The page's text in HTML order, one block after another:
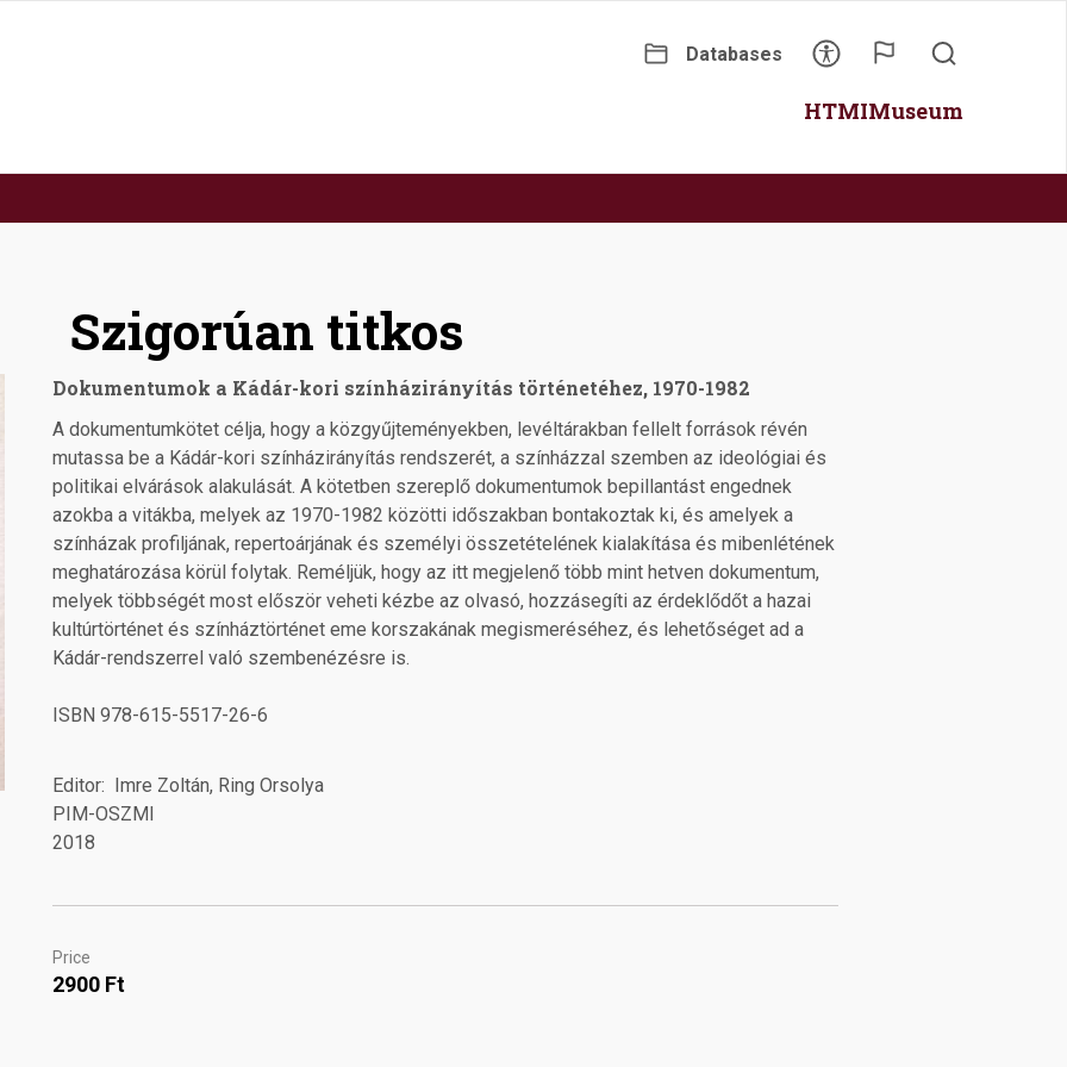
Databases
Main
HTMIMuseum
Szigorúan titkos
Dokumentumok a Kádár-kori színházirányítás történetéhez, 1970-1982
A dokumentumkötet célja, hogy a közgyűjteményekben, levéltárakban fellelt források révén
mutassa be a Kádár-kori színházirányítás rendszerét, a színházzal szemben az ideológiai és
politikai elvárások alakulását. A kötetben szereplő dokumentumok bepillantást engednek
azokba a vitákba, melyek az 1970-1982 közötti időszakban bontakoztak ki, és amelyek a
színházak profiljának, repertoárjának és személyi összetételének kialakítása és mibenlétének
meghatározása körül folytak. Reméljük, hogy az itt megjelenő több mint hetven dokumentum,
melyek többségét most először veheti kézbe az olvasó, hozzásegíti az érdeklődőt a hazai
kultúrtörténet és színháztörténet eme korszakának megismeréséhez, és lehetőséget ad a
Kádár-rendszerrel való szembenézésre is.
ISBN 978-615-5517-26-6
Editor
Imre Zoltán, Ring Orsolya
PIM-OSZMI
2018
Price
2900 Ft